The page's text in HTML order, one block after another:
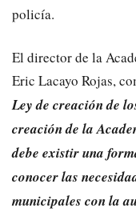
policía.
El director de la
Eric Lacayo Rojas,
Ley de creación de
creación de la
debe existir una
conocer las
municipales con la